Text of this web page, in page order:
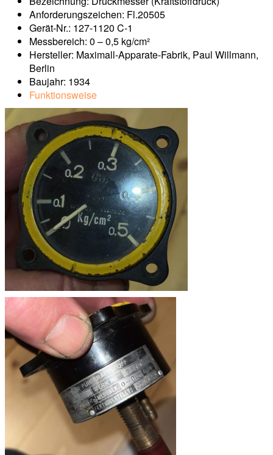
Anforderungszeichen: Fl.20505
Gerät-Nr.: 127-1120 C-1
Messbereich: 0 – 0,5 kg/cm²
Hersteller: Maximall-Apparate-Fabrik, Paul Willmann,
Berlin
Baujahr: 1934
Funktionsweise